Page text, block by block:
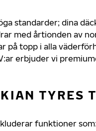
standarder; dina
med årtionden av
på topp i alla
erbjuder vi
TYRES
funktioner